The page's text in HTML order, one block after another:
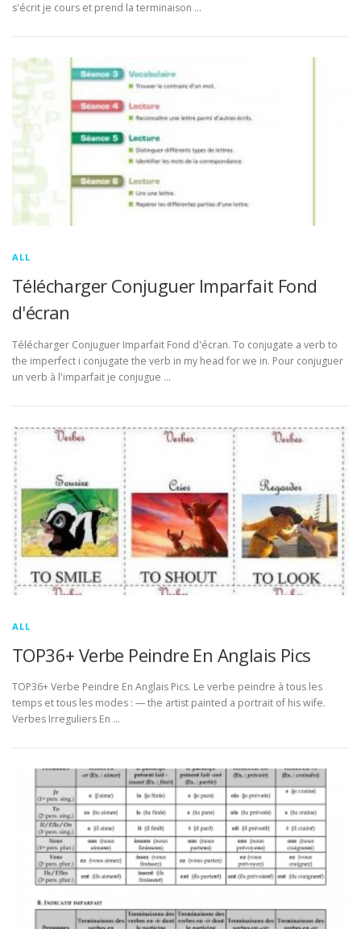
s'écrit je cours et prend la terminaison …
ALL
Télécharger Conjuguer Imparfait Fond
d'écran
Télécharger Conjuguer Imparfait Fond d'écran. To conjugate a verb to
the imperfect i conjugate the verb in my head for we in. Pour conjuguer
un verb à l'imparfait je conjugue …
ALL
TOP36+ Verbe Peindre En Anglais Pics
TOP36+ Verbe Peindre En Anglais Pics. Le verbe peindre à tous les
temps et tous les modes : — the artist painted a portrait of his wife.
Verbes Irreguliers En …